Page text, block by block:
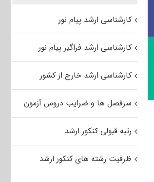
کارشناسی ارشد پیام نور
کارشناسی ارشد فراگیر پیام نور
کارشناسی ارشد خارج از کشور
سرفصل ها و ضرایب دروس آزمون
رتبه قبولی کنکور ارشد
ظرفیت رشته های کنکور ارشد